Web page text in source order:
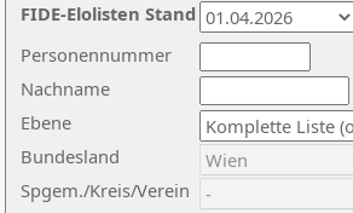
Nachname
Ebene
Personennummer
Bundesland
Spgem./Kreis/Verein
FIDE-Elolisten Stand